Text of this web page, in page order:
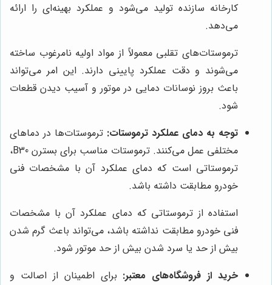
کارخانه سازنده تولید می‌شود و عملکرد بهینه‌ای را ارائه
می‌دهد.
ترموستات‌های تقلبی معمولاً از مواد اولیه نامرغوب ساخته
می‌شوند و دقت عملکرد پایینی دارند. این امر می‌تواند
باعث بروز نوسانات دمایی در موتور و آسیب دیدن قطعات
شود.
توجه به دمای عملکرد ترموستات: ترموستات‌ها در دماهای
مختلفی عمل می‌کنند. ترموستات مناسب برای بسترن B30،
ترموستاتی است که دمای عملکرد آن با مشخصات فنی
خودرو مطابقت داشته باشد.
استفاده از ترموستاتی که دمای عملکرد آن با مشخصات
فنی خودرو مطابقت نداشته باشد، می‌تواند باعث گرم شدن
بیش از حد یا سرد شدن بیش از حد موتور شود.
خرید از فروشگاه‌های معتبر: برای اطمینان از اصالت و